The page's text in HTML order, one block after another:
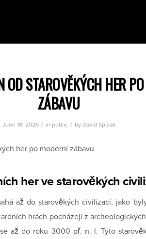
OD STAROVĚKÝCH HER
ZÁBAVU
June 18, 2026 / in public / by David Spisak
her po moderní zábavu
her ve starověkých
až do starověkých civilizací, jako
hrách pocházejí z
až do roku 3000 př. n. l. Tyto